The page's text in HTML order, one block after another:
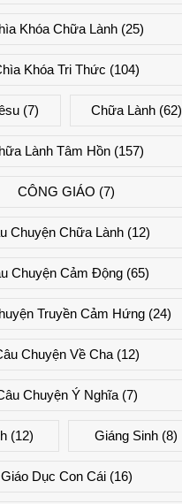
Khóa Chữa Lành (25)
Khóa Tri Thức (104)
(7) Chữa Lành(62)
Lành Tâm Hồn (157)
CÔNG GIÁO (7)
Chuyện Chữa Lành(12)
Chuyện Cảm Động(65)
Truyền Cảm Hứng (24)
Chuyện Về Cha(12)
Chuyện Ý Nghĩa(7)
(12) Giáng Sinh(8)
Giáo Dục Con Cái(16)